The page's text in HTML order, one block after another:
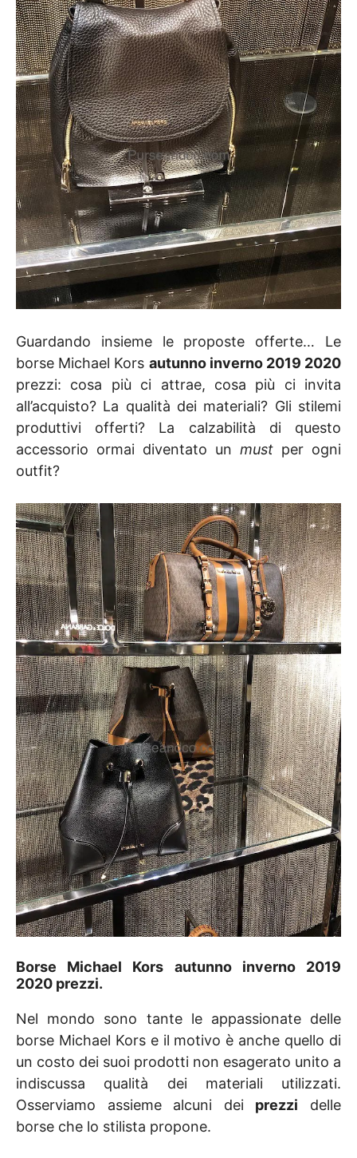
Guardando insieme le proposte offerte… Le
borse Michael Kors autunno inverno 2019 2020
prezzi: cosa più ci attrae, cosa più ci invita
all’acquisto? La qualità dei materiali? Gli stilemi
produttivi offerti? La calzabilità di questo
accessorio ormai diventato un must per ogni
outfit?
Borse Michael Kors autunno inverno 2019
2020 prezzi.
Nel mondo sono tante le appassionate delle
borse Michael Kors e il motivo è anche quello di
un costo dei suoi prodotti non esagerato unito a
indiscussa qualità dei materiali utilizzati.
Osserviamo assieme alcuni dei prezzi delle
borse che lo stilista propone.